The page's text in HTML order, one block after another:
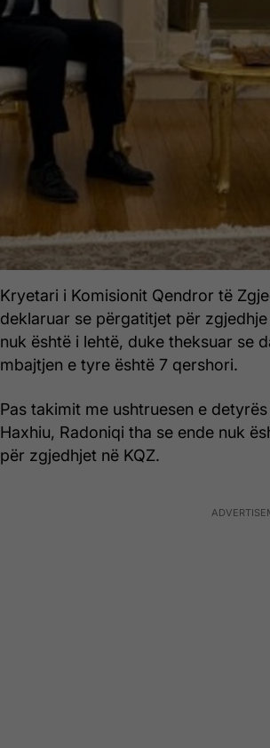
Kryetari i Komisionit Qendror të
deklaruar se përgatitjet për
nuk është i lehtë, duke theksuar se
mbajtjen e tyre është 7 qershori.
Pas takimit me ushtruesen e
Haxhiu, Radoniqi tha se ende nuk
për zgjedhjet në KQZ.